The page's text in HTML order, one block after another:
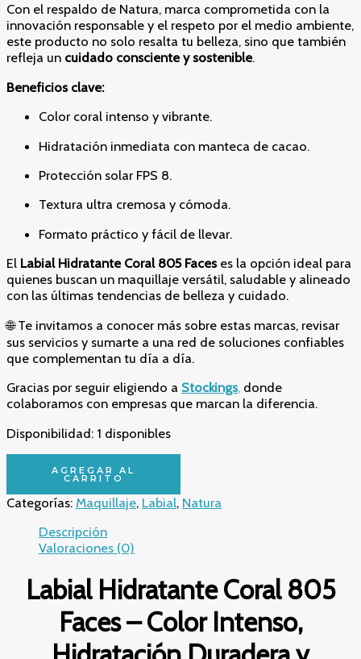
Con el respaldo de Natura, marca comprometida con la
innovación responsable y el respeto por el medio ambiente,
este producto no solo resalta tu belleza, sino que también
refleja un cuidado consciente y sostenible.
Beneficios clave:
Color coral intenso y vibrante.
Hidratación inmediata con manteca de cacao.
Protección solar FPS 8.
Textura ultra cremosa y cómoda.
Formato práctico y fácil de llevar.
El Labial Hidratante Coral 805 Faceses la opción ideal para
quienes buscan un maquillaje versátil, saludable y alineado
con las últimas tendencias de belleza y cuidado.
🌐 Te invitamos a conocer más sobre estas marcas, revisar
sus servicios y sumarte a una red de soluciones confiables
que complementan tu día a día.
Gracias por seguir eligiendo a Stockings, donde
colaboramos con empresas que marcan la diferencia.
Disponibilidad: 1 disponibles
Hidratante
Coral
805
Hidratación
AGREGAR AL
CARRITO
Categorías: Maquillaje, Labial, Natura
Descripción
Valoraciones (0)
Labial Hidratante Coral 805
Faces – Color Intenso,